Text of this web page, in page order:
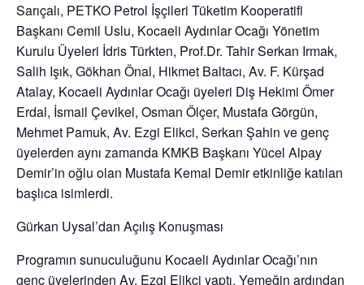
Sarıçalı, PETKO Petrol İşçileri Tüketim Kooperatifi
Başkanı Cemil Uslu, Kocaeli Aydınlar Ocağı Yönetim
Kurulu Üyeleri İdris Türkten, Prof.Dr. Tahir Serkan Irmak,
Salih Işık, Gökhan Önal, Hikmet Baltacı, Av. F. Kürşad
Atalay, Kocaeli Aydınlar Ocağı üyeleri Diş Hekimi Ömer
Erdal, İsmail Çevikel, Osman Ölçer, Mustafa Görgün,
Mehmet Pamuk, Av. Ezgi Elikci, Serkan Şahin ve genç
üyelerden aynı zamanda KMKB Başkanı Yücel Alpay
Demir’in oğlu olan Mustafa Kemal Demir etkinliğe katılan
başlıca isimlerdi.
Gürkan Uysal’dan Açılış Konuşması
Programın sunuculuğunu Kocaeli Aydınlar Ocağı’nın
genç üyelerinden Av. Ezgi Elikci yaptı. Yemeğin ardından